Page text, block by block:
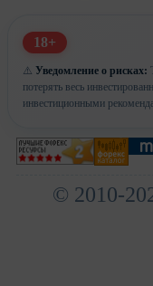
18+
⚠️ Уведомление о рисках:
потерять весь
инвестиционными
© 2010-